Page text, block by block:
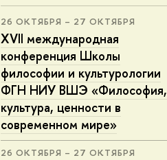
26 ОКТЯБРЯ – 27 ОКТЯБРЯ
XVII международная
конференция Школы
философии и культурологии
ФГН НИУ ВШЭ «Философия,
культура, ценности в
современном мире»
26 ОКТЯБРЯ – 27 ОКТЯБРЯ